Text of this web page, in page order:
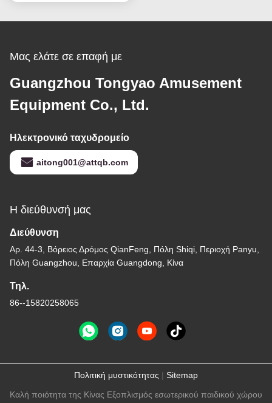
Μας ελάτε σε επαφή με
Guangzhou Tongyao Amusement
Equipment Co., Ltd.
Ηλεκτρονικό ταχυδρομείο
aitong001@attqb.com
Η διεύθυνσή μας
Διεύθυνση
Αρ. 44-3, Βόρειος Δρόμος QianFeng, Πόλη Shiqi, Περιοχή Panyu,
Πόλη Guangzhou, Επαρχία Guangdong, Κίνα
Τηλ.
86--15820258065
Πολιτική μυστικότητας | Sitemap
Καλή ποιότητα της Κίνας Εξοπλισμός εσωτερικού παιδικού χώρου